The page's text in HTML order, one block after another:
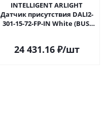
INTELLIGENT ARLIGHT
Датчик присутствия DALI2-
301-15-72-FP-IN White (BUS)
24 431.16₽/шт